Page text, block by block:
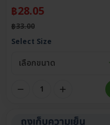
฿28.05
฿33.00
Select Size